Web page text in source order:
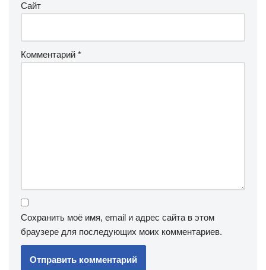
Сайт
Комментарий *
Сохранить моё имя, email и адрес сайта в этом
браузере для последующих моих комментариев.